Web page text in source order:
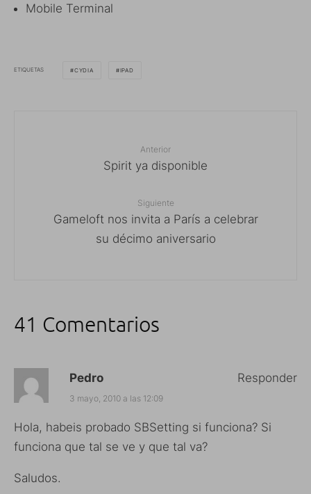
Mobile Terminal
ETIQUETAS CYDIA IPAD
Anterior
Spirit ya disponible
Siguiente
Gameloft nos invita a París a celebrar
su décimo aniversario
41 Comentarios
Pedro
3 mayo, 2010 a las 12:09
Hola, habeis probado SBSetting si funciona? Si
funciona que tal se ve y que tal va?
Saludos.
Responder